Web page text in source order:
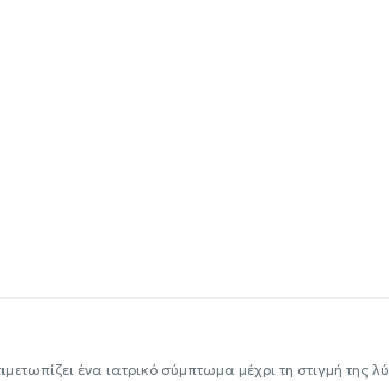
ένα ιατρικό σύμπτωμα μέχρι τη στιγμή της